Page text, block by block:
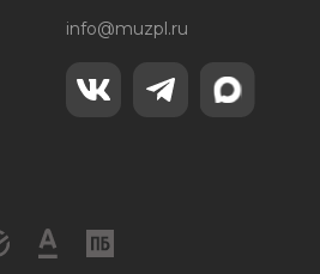
info@muzpl.ru